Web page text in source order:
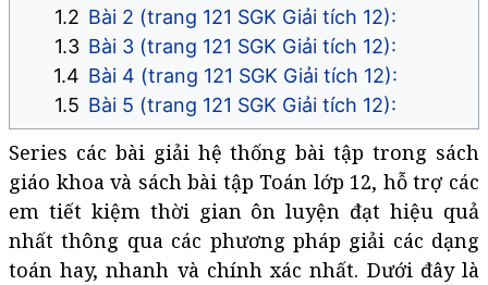
Bài 2 (trang 121 SGK Giải tích 12):
Bài 3 (trang 121 SGK Giải tích 12):
Bài 4 (trang 121 SGK Giải tích 12):
Bài 5 (trang 121 SGK Giải tích 12):
Series các bài giải hệ thống bài tập trong sách
giáo khoa và sách bài tập Toán lớp 12, hỗ trợ các
em tiết kiệm thời gian ôn luyện đạt hiệu quả
nhất thông qua các phương pháp giải các dạng
toán hay, nhanh và chính xác nhất. Dưới đây là